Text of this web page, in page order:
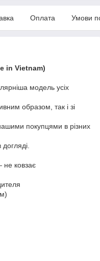
Оплата Умови
in Vietnam)
модель усіх
образом, так і зі
покупцями в різних
ковзає